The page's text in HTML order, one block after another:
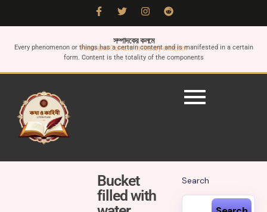
সম্পাদকের কলমে
Form and Content in literary criticism
Every phenomenon or things has a certain content and is manifested in a certain
form. Content is the totality of the components
Bucket
filled with
Search